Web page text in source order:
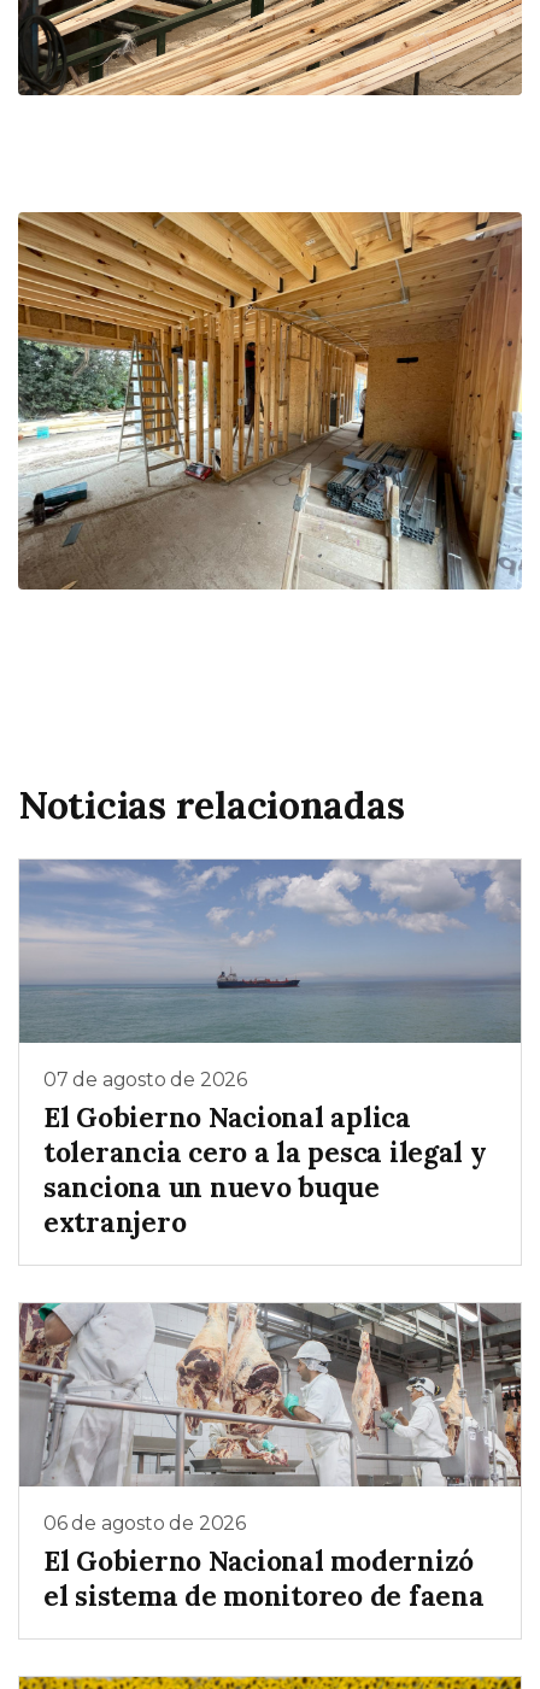
Noticias relacionadas
07 de agosto de 2026
El Gobierno Nacional aplica
tolerancia cero a la pesca ilegal y
sanciona un nuevo buque
extranjero
06 de agosto de 2026
El Gobierno Nacional modernizó
el sistema de monitoreo de faena